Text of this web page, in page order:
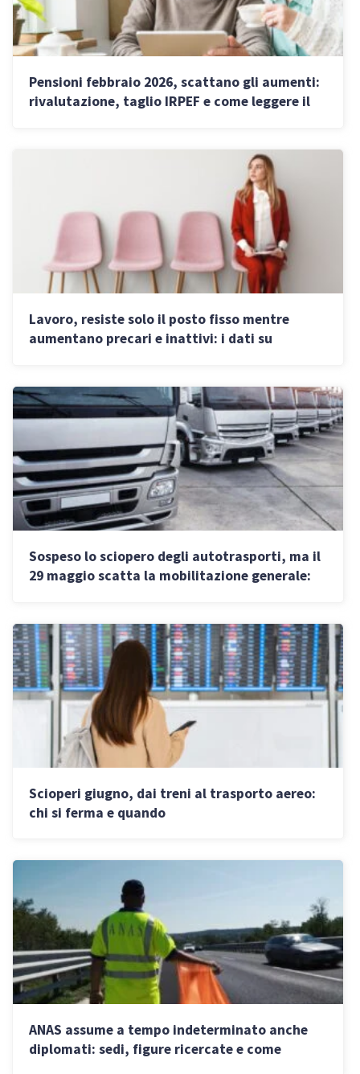
Pensioni febbraio 2026, scattano gli aumenti:
rivalutazione, taglio IRPEF e come leggere il
Lavoro, resiste solo il posto fisso mentre
aumentano precari e inattivi: i dati su
Sospeso lo sciopero degli autotrasporti, ma il
29 maggio scatta la mobilitazione generale:
Scioperi giugno, dai treni al trasporto aereo:
chi si ferma e quando
ANAS assume a tempo indeterminato anche
diplomati: sedi, figure ricercate e come